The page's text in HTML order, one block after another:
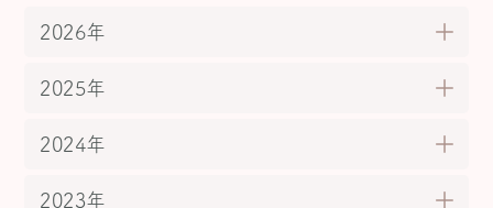
2026年
2025年
2024年
2023年